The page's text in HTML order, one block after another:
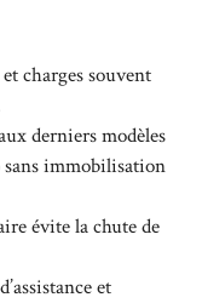
charges souvent
derniers modèles
sans immobilisation
évite la chute de
et